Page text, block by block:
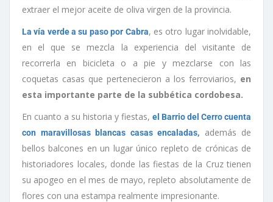
extraer el mejor aceite de oliva virgen de la provincia.
La vía verde a su paso por Cabra, es otro lugar inolvidable,
en el que se mezcla la experiencia del visitante de
recorrerla en bicicleta o a pie y mezclarse con las
coquetas casas que pertenecieron a los ferroviarios, en
esta importante parte de la subbética cordobesa.
En cuanto a su historia y fiestas, el Barrio del Cerro cuenta
con maravillosas blancas casas encaladas, además de
bellos balcones en un lugar único repleto de crónicas de
historiadores locales, donde las fiestas de la Cruz tienen
su apogeo en el mes de mayo, repleto absolutamente de
flores con una estampa realmente impresionante.